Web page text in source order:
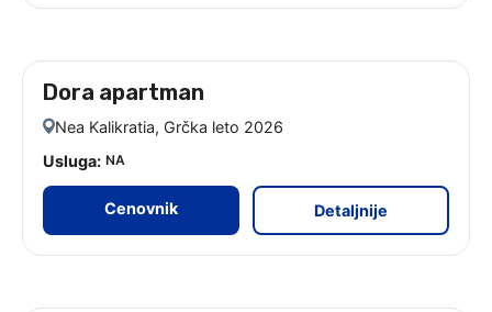
Dora apartman
Nea Kalikratia, Grčka leto 2026
Usluga: NA
Cenovnik Detaljnije